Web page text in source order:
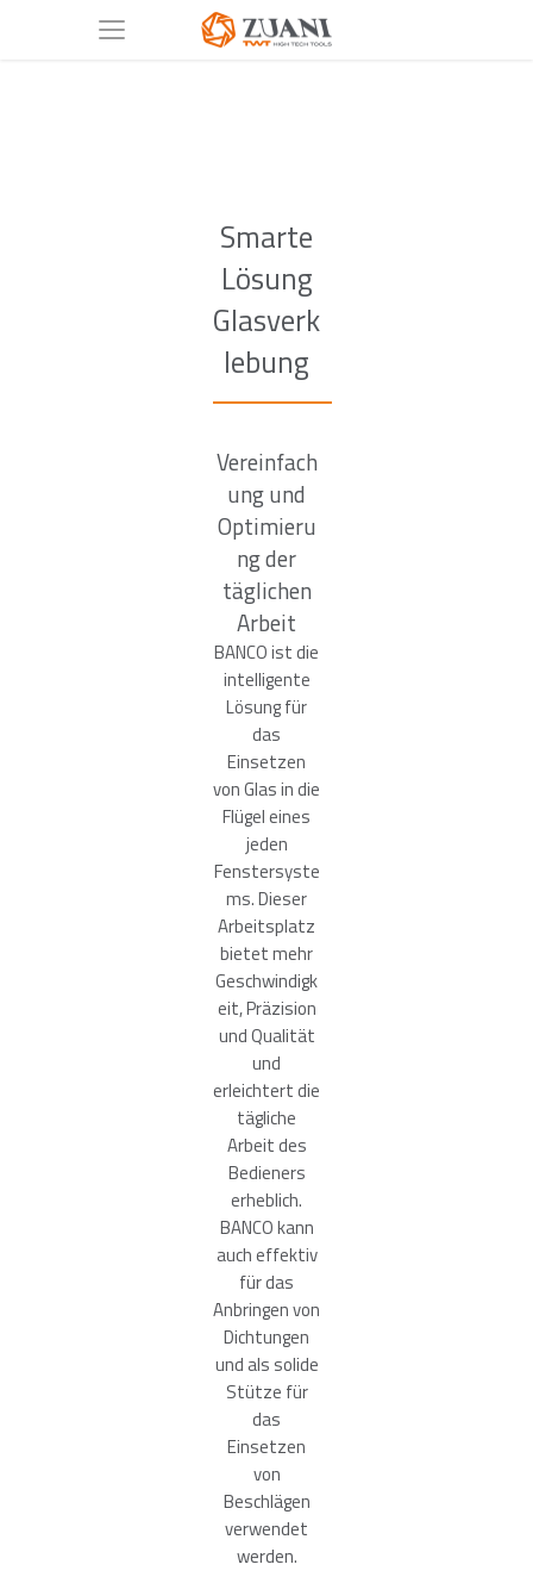
Smarte
Lösung
Glasverk
lebung
Vereinfach
ung und
Optimieru
ng der
täglichen
Arbeit
BANCO ist die
intelligente
Lösung für
das
Einsetzen
von Glas in die
Flügel eines
jeden
Fenstersyste
ms. Dieser
Arbeitsplatz
bietet mehr
Geschwindigk
eit, Präzision
und Qualität
und
erleichtert die
tägliche
Arbeit des
Bedieners
erheblich.
BANCO kann
auch effektiv
für das
Anbringen von
Dichtungen
und als solide
Stütze für
das
Einsetzen
von
Beschlägen
verwendet
werden.